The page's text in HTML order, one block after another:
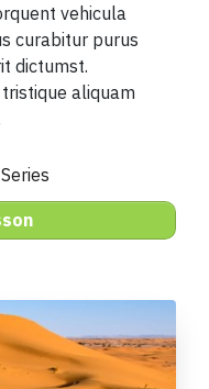
vehicula
curabitur purus
dictumst.
aliquam